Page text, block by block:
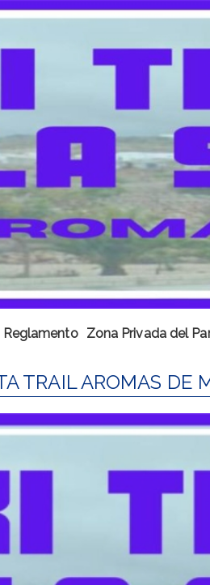
Reglamento Zona Privada del
TRAIL AROMAS DE